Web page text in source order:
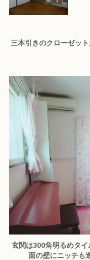
三本引きのクローゼッ
玄関は300角明るめタ
面の壁にニッチも